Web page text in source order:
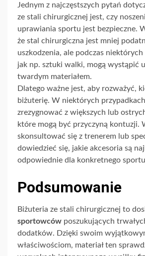
Jednym z najczęstszych pytań
ze stali chirurgicznej jest, czy
uprawiania sportu jest bezpieczne.
że stal chirurgiczna jest mniej
uszkodzenia, ale podczas
jak np. sztuki walki, mogą wystąpić
twardym materiałem.
Dlatego ważne jest, aby rozważyć,
biżuterię. W niektórych
zrezygnować z większych lub
które mogą być przyczyną kontuzji.
skonsultować się z trenerem lub
dowiedzieć się, jakie akcesoria są
odpowiednie dla konkretnego
Podsumowanie
Biżuteria ze stali chirurgicznej to
sportowców poszukujących
dodatków. Dzięki swoim
właściwościom, materiał ten